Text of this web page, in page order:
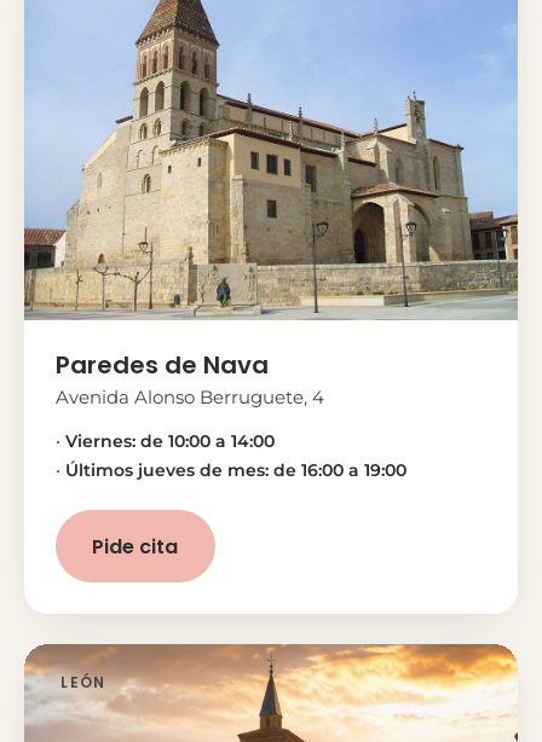
Paredes de Nava
Avenida Alonso Berruguete, 4
Viernes: de 10:00 a 14:00
Últimos jueves de mes: de 16:00 a 19:00
Pide cita
LEÓN